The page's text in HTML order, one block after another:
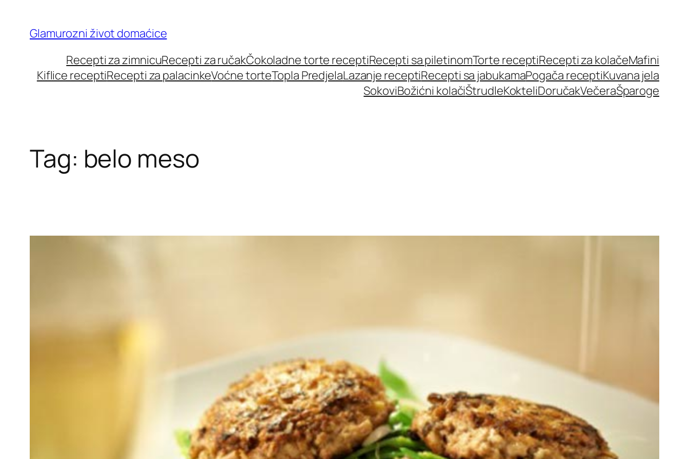
content
Glamurozni život domaćice
Recepti za zimnicuRecepti za ručakČokoladne torte receptiRecepti sa piletinomTorte receptiRecepti za kolačeMafini
Kiflice receptiRecepti za palacinkeVoćne torteTopla PredjelaLazanje receptiRecepti sa jabukamaPogača receptiKuvana jela
SokoviBožićni kolačiŠtrudleKokteliDoručakVečeraŠparoge
Tag: belo meso